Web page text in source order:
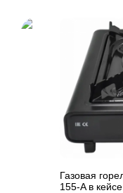
Газовая
155-A в кейсе